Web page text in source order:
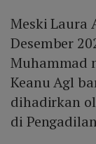
Meski Laura
Desember
Muhammad
Keanu Agl
dihadirkan
di